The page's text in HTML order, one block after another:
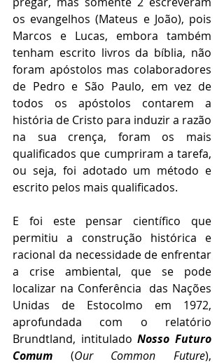
os evangelhos (Mateus e João), pois
Marcos e Lucas, embora também
tenham escrito livros da bíblia, não
foram apóstolos mas colaboradores
de Pedro e São Paulo, em vez de
todos os apóstolos contarem a
história de Cristo para induzir a razão
na sua crença, foram os mais
qualificados que cumpriram a tarefa,
ou seja, foi adotado um método e
escrito pelos mais qualificados.
E foi este pensar científico que
permitiu a construção histórica e
racional da necessidade de enfrentar
a crise ambiental, que se pode
localizar na Conferência  das Nações
Unidas de Estocolmo em 1972,
aprofundada com o relatório
Brundtland, intitulado Nosso Futuro
Comum (Our Common Future),